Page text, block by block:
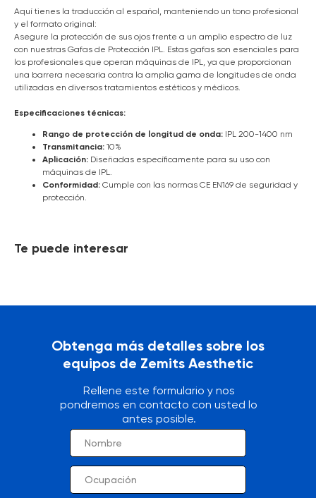
Aquí tienes la traducción al español, manteniendo un tono profesional
y el formato original:
Asegure la protección de sus ojos frente a un amplio espectro de luz
con nuestras Gafas de Protección IPL. Estas gafas son esenciales para
los profesionales que operan máquinas de IPL, ya que proporcionan
una barrera necesaria contra la amplia gama de longitudes de onda
utilizadas en diversos tratamientos estéticos y médicos.
Especificaciones técnicas:
Rango de protección de longitud de onda: IPL 200-1400 nm
Transmitancia: 10%
Aplicación: Diseñadas específicamente para su uso con
máquinas de IPL.
Conformidad: Cumple con las normas CE EN169 de seguridad y
protección.
Te puede interesar
Obtenga más detalles sobre los
equipos de Zemits Aesthetic
Rellene este formulario y nos
pondremos en contacto con usted lo
antes posible.